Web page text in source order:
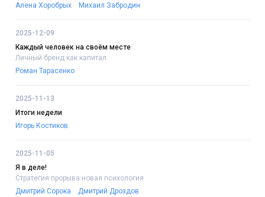
Алена Хоробрых
Михаил Забродин
2025-12-09
Каждый человек на своём месте
Личный бренд как капитал
Роман Тарасенко
2025-11-13
Итоги недели
Игорь Костиков
2025-11-05
Я в деле!
Стратегия прорыва:новая психология
Дмитрий Сорока
Дмитрий Дроздов